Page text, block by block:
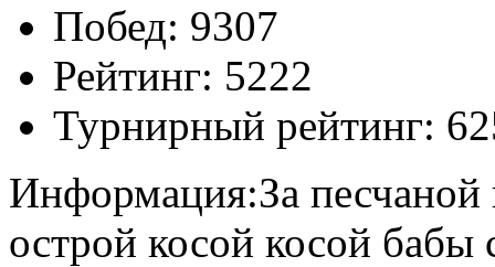
Побед: 9307
Рейтинг: 5222
Турнирный рейтинг:
Информация:За
острой косой косой бабы